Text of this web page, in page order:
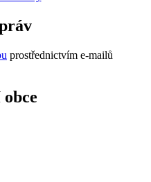
prostřednictvím e-mailů